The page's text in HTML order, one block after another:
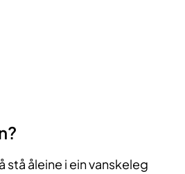
åleine i ein vanskeleg